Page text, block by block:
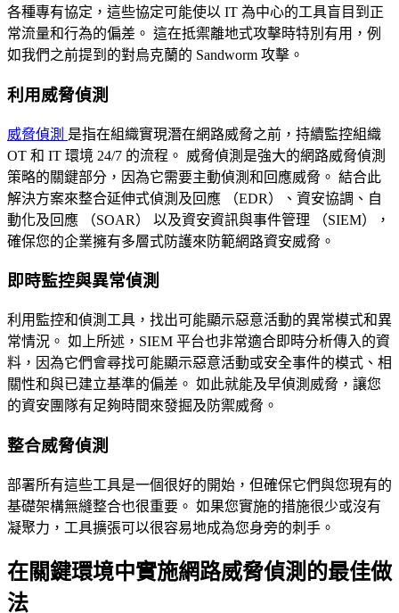
各種專有協定，這些協定可能使以 IT 為中心的工具盲目到正
常流量和行為的偏差。 這在抵禦離地式攻擊時特別有用，例
如我們之前提到的對烏克蘭的 Sandworm 攻擊。
利用威脅偵測
威脅偵測 是指在組織實現潛在網路威脅之前，持續監控組織
OT 和 IT 環境 24/7 的流程。 威脅偵測是強大的網路威脅偵測
策略的關鍵部分，因為它需要主動偵測和回應威脅。 結合此
解決方案來整合延伸式偵測及回應 （EDR）、資安協調、自
動化及回應 （SOAR） 以及資安資訊與事件管理 （SIEM），
確保您的企業擁有多層式防護來防範網路資安威脅。
即時監控與異常偵測
利用監控和偵測工具，找出可能顯示惡意活動的異常模式和異
常情況。 如上所述，SIEM 平台也非常適合即時分析傳入的資
料，因為它們會尋找可能顯示惡意活動或安全事件的模式、相
關性和與已建立基準的偏差。 如此就能及早偵測威脅，讓您
的資安團隊有足夠時間來發掘及防禦威脅。
整合威脅偵測
部署所有這些工具是一個很好的開始，但確保它們與您現有的
基礎架構無縫整合也很重要。 如果您實施的措施很少或沒有
凝聚力，工具擴張可以很容易地成為您身旁的刺手。
在關鍵環境中實施網路威脅偵測的最佳做
法